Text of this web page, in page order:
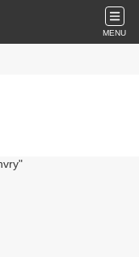
MENU